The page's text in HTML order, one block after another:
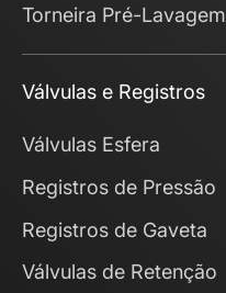
Torneira Pré-Lavagem
Válvulas e Registros
Válvulas Esfera
Registros de Pressão
Registros de Gaveta
Válvulas de Retenção